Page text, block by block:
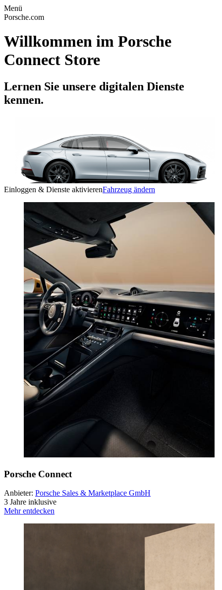
Menü
Porsche.com
Willkommen im Porsche
Connect Store
Lernen Sie unsere digitalen Dienste
kennen.
Einloggen & Dienste aktivierenFahrzeug ändern
Porsche Connect
Anbieter: Porsche Sales & Marketplace GmbH
3 Jahre inklusive
Mehr entdecken